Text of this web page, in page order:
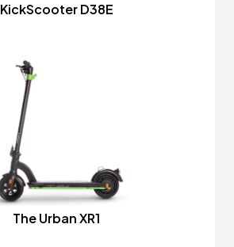
KickScooter D38E
The Urban XR1